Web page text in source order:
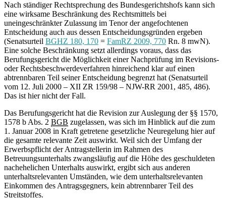
Nach ständiger Rechtsprechung des Bundesgerichtshofs kann sich
eine wirksame Beschränkung des Rechtsmittels bei
uneingeschränkter Zulassung im Tenor der angefochtenen
Entscheidung auch aus dessen Entscheidungsgründen ergeben
(Senatsurteil BGHZ 180, 170 = FamRZ 2009, 770 Rn. 8 mwN).
Eine solche Beschränkung setzt allerdings voraus, dass das
Berufungsgericht die Möglichkeit einer Nachprüfung im Revisions-
oder Rechtsbeschwerdeverfahren hinreichend klar auf einen
abtrennbaren Teil seiner Entscheidung begrenzt hat (Senatsurteil
vom 12. Juli 2000 – XII ZR 159/98 – NJW-RR 2001, 485, 486).
Das ist hier nicht der Fall.
Das Berufungsgericht hat die Revision zur Auslegung der §§ 1570,
1578 b Abs. 2 BGB zugelassen, was sich im Hinblick auf die zum
1. Januar 2008 in Kraft getretene gesetzliche Neuregelung hier auf
die gesamte relevante Zeit auswirkt. Weil sich der Umfang der
Erwerbspflicht der Antragstellerin im Rahmen des
Betreuungsunterhalts zwangsläufig auf die Höhe des geschuldeten
nachehelichen Unterhalts auswirkt, ergibt sich aus anderen
unterhaltsrelevanten Umständen, wie dem unterhaltsrelevanten
Einkommen des Antragsgegners, kein abtrennbarer Teil des
Streitstoffes.